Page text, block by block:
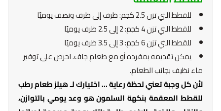
للقطط التي تزن 2.5 كجم: ظرف إلى ظرف ونصف يوميًا
للقطط التي تزن 4 كجم: 2 إلى 2.5 ظرف يوميًا
للقطط التي تزن 6 كجم: 3 إلى 3.5 ظرف يوميًا
يمكن تقديمه بمفرده أو مع طعام جاف. احرص على توفير
ماء نظيف بجانب الطعام.
لأن كل وجبة تعني لحظة رعاية … اختيارك لـ هيلز طعام رطب
للقطط المعقمة بنكهة السلمون هو وعد يومي بالتوازن،